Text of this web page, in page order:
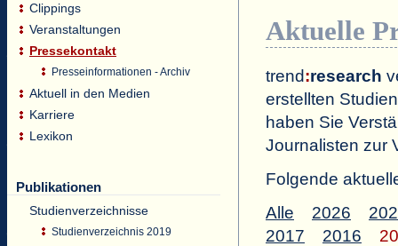
Clippings
Veranstaltungen
Pressekontakt
Presseinformationen - Archiv
Aktuell in den Medien
Karriere
Lexikon
Publikationen
Studienverzeichnisse
Studienverzeichnis 2019
Aktuelle
trend:research
erstellten
haben Sie
Journalisten zur
Folgende
Alle
2026
2017
2016